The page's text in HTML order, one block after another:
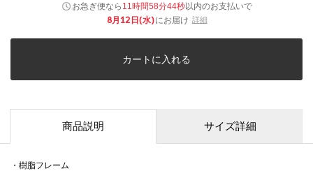
お急ぎ便なら 11時間58分43秒以内のお支払いで
8月12日(水)にお届け 詳細
カートに入れる
商品説明 サイズ詳細
・樹脂フレーム